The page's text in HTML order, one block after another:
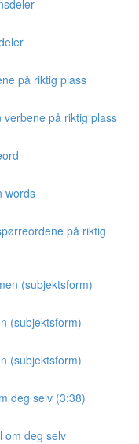
på riktig plass
verbene på riktig plass
words
på riktig
(subjektsform)
(subjektsform)
(subjektsform)
deg selv (3:38)
om deg selv